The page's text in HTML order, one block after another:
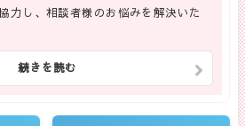
力し、相談者様のお悩みを解決いた
続きを読む